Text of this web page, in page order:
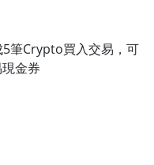
筆Crypto買入交易，可
金券